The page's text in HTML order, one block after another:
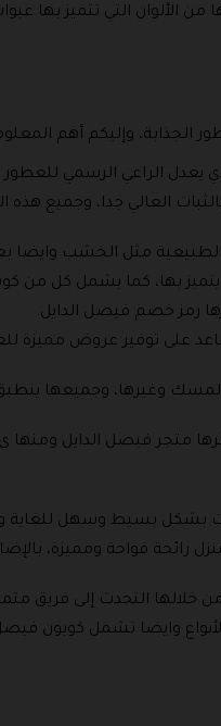
الألوان التي تتميز بها
الجذابة، وإليكم أهم
يعدل الراعي الرسمي
العالي جدا، وجميع
مثل الخشب وايضا
يتميز بها، كما يشمل كل من
رمز خصم فيصل الدايل.
على توفير عروض مميزة
وغيرها، وجميعها
متجر فيصل الدايل
بشكل بسيط وسهل للغاية
رائحة فواحة ومميزة،
خلالها التحدث إلى فريق
وايضا تشمل كوبون فيصل